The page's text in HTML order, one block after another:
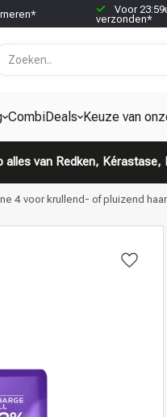
Voor
verzonden*
CombiDeals Keuze van
van Redken, Kérastase,
4 voor krullend- of pluizend haar